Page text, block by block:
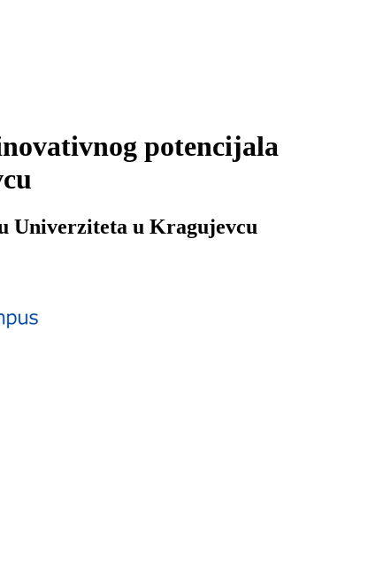
potencijala
Univerziteta u Kragujevcu